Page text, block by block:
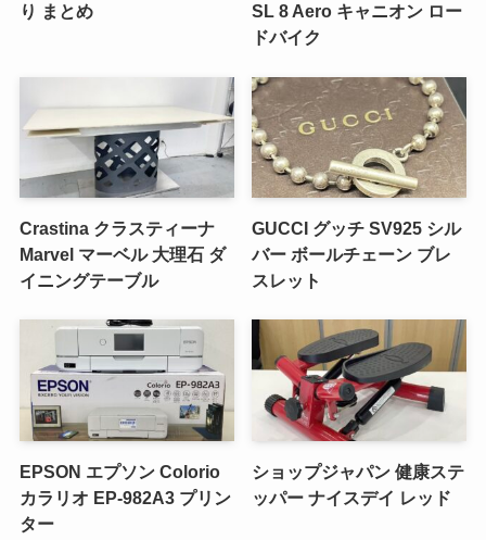
り まとめ
SL 8 Aero キャニオン ロー
ドバイク
Crastina クラスティーナ
Marvel マーベル 大理石 ダ
イニングテーブル
GUCCI グッチ SV925 シル
バー ボールチェーン ブレ
スレット
EPSON エプソン Colorio
カラリオ EP-982A3 プリン
ター
ショップジャパン 健康ステ
ッパー ナイスデイ レッド